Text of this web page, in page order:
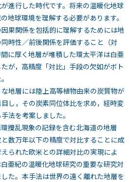
進行した時代です。将来の温暖化地球
地球環境を理解する必要があります。
果関係を包括的に理解するためには地
時性／前後関係を評価すること（対
に厚く地層が堆積した環太平洋は白亜
が，高精度「対比」手段の欠如がボト
地層には陸上高等植物由来の炭質物が
し，その炭素同位体比を求め，経時変
法を考案しました。
攪乱現象の記録を含む北海道の地層
数万年以下の精度で対比することに成
られた欧米との詳細対比の実現によ
亜紀の温暖化地球研究の重要な研究対
た。本手法は世界の遠く離れた地層を